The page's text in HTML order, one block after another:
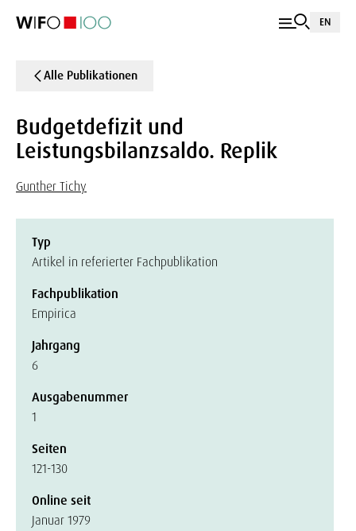
EN
Alle Publikationen
Budgetdefizit und
Leistungsbilanzsaldo. Replik
Gunther Tichy
Typ
Artikel in referierter Fachpublikation
Fachpublikation
Empirica
Jahrgang
6
Ausgabenummer
1
Seiten
121-130
Online seit
Januar 1979